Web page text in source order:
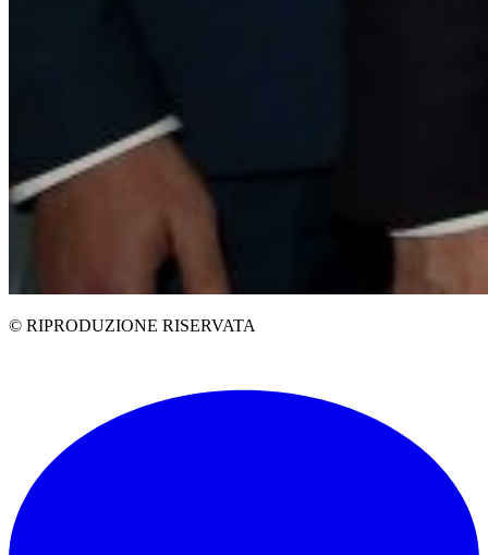
© RIPRODUZIONE RISERVATA